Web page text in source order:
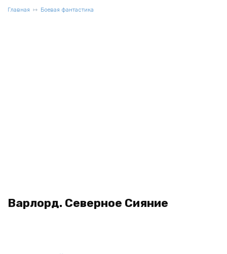
Главная Боевая фантастика
Варлорд. Северное Сияние